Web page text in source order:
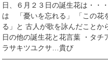
日、６月２３日の誕生花は
は 「憂いを忘れる」 「この花
る」と 古人が歌を詠んだこと
日の他の誕生花と花言葉 ・タ
ラサキツユクサ…貴び